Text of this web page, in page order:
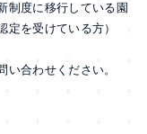
制度に移行している園
を受けている方）
合わせください。